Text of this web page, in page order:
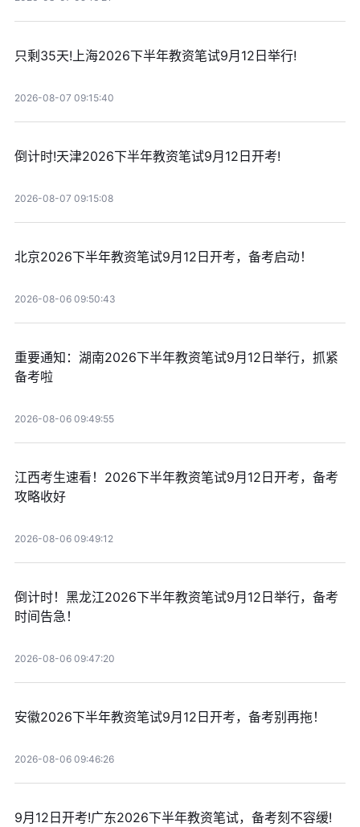
只剩35天!上海2026下半年教资笔试9月12日举行!
2026-08-07 09:15:40
倒计时!天津2026下半年教资笔试9月12日开考!
2026-08-07 09:15:08
北京2026下半年教资笔试9月12日开考，备考启动！
2026-08-06 09:50:43
重要通知：湖南2026下半年教资笔试9月12日举行，抓紧
备考啦
2026-08-06 09:49:55
江西考生速看！2026下半年教资笔试9月12日开考，备考
攻略收好
2026-08-06 09:49:12
倒计时！黑龙江2026下半年教资笔试9月12日举行，备考
时间告急！
2026-08-06 09:47:20
安徽2026下半年教资笔试9月12日开考，备考别再拖！
2026-08-06 09:46:26
9月12日开考!广东2026下半年教资笔试，备考刻不容缓!